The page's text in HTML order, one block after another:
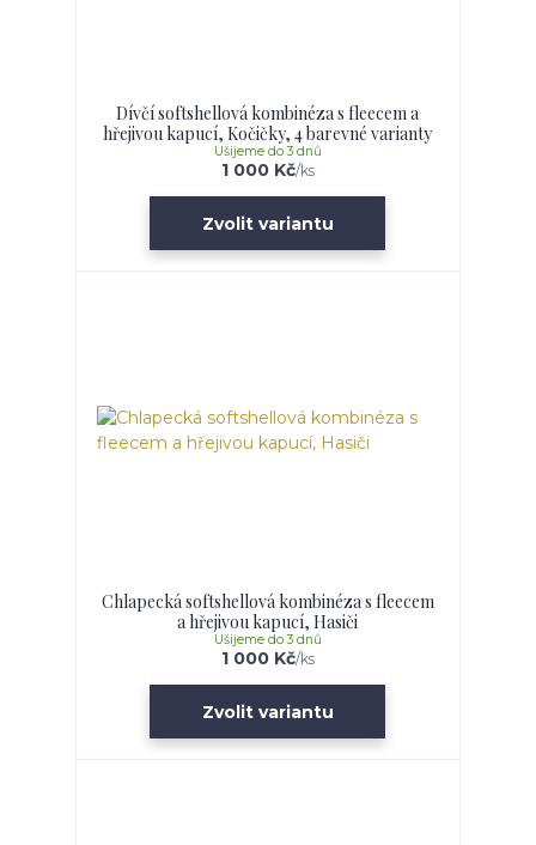
Dívčí softshellová kombinéza s fleecem a
hřejivou kapucí, Kočičky, 4 barevné varianty
1 000 Kč/ks
Ušijeme do 3 dnů
Zvolit variantu
Chlapecká softshellová kombinéza s fleecem
a hřejivou kapucí, Hasiči
1 000 Kč/ks
Ušijeme do 3 dnů
Zvolit variantu